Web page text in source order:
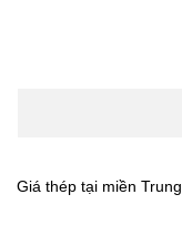
Giá thép tại miền Trung